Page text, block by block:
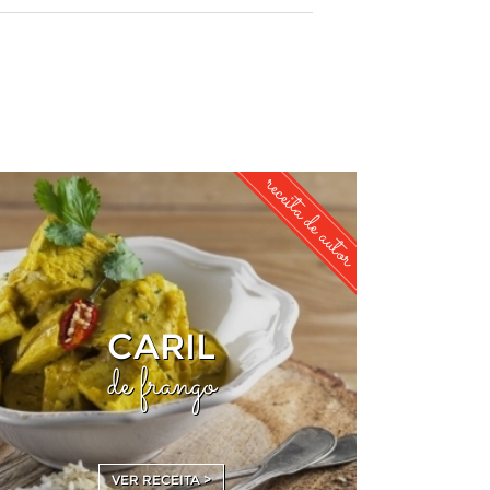
receita de autor
CARIL
de frango
VER RECEITA >